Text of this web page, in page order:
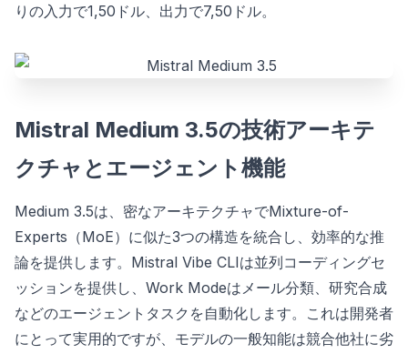
りの入力で1,50ドル、出力で7,50ドル。
Mistral Medium 3.5の技術アーキテ
クチャとエージェント機能
Medium 3.5は、密なアーキテクチャでMixture-of-
Experts（MoE）に似た3つの構造を統合し、効率的な推
論を提供します。Mistral Vibe CLIは並列コーディングセ
ッションを提供し、Work Modeはメール分類、研究合成
などのエージェントタスクを自動化します。これは開発者
にとって実用的ですが、モデルの一般知能は競合他社に劣